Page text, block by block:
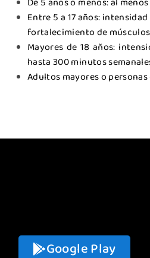
Entre 5 a 17 años:
fortalecimiento de
Mayores de 18 años:
hasta 300 minutos
Adultos mayores o
Google Play